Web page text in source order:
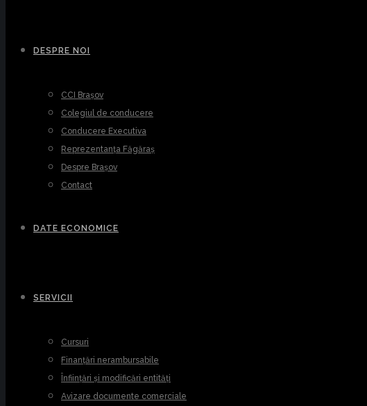
DESPRE NOI
CCI Brașov
Colegiul de conducere
Conducere Executiva
Reprezentanța Făgăraș
Despre Brașov
Contact
DATE ECONOMICE
SERVICII
Cursuri
Finanțări nerambursabile
Înființări și modificări entități
Avizare documente comerciale